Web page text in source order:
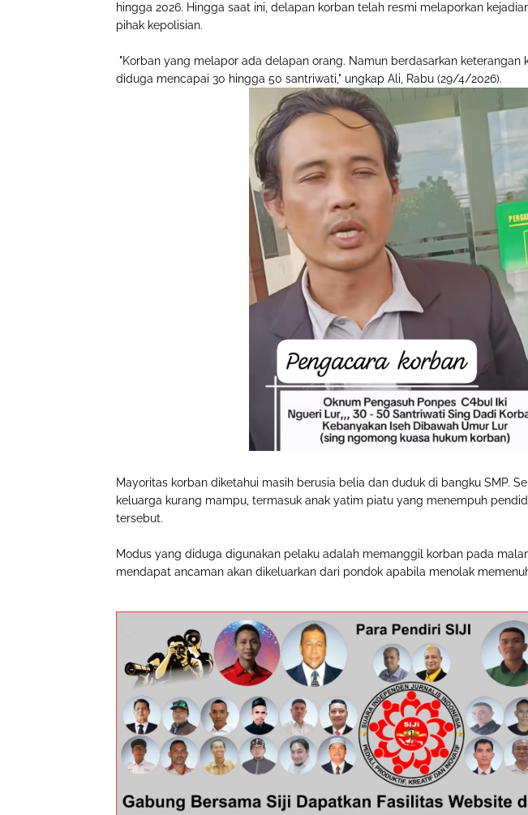
hingga 2026. Hingga saat ini, delapan korban telah resmi melaporkan
pihak kepolisian.
"Korban yang melapor ada delapan orang. Namun berdasarkan keterangan
diduga mencapai 30 hingga 50 santriwati," ungkap Ali, Rabu (29/4/2026).
Mayoritas korban diketahui masih berusia belia dan duduk di bangku SMP.
keluarga kurang mampu, termasuk anak yatim piatu yang menempuh
tersebut.
Modus yang diduga digunakan pelaku adalah memanggil korban pada
mendapat ancaman akan dikeluarkan dari pondok apabila menolak